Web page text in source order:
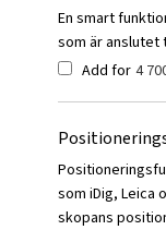
En smart
som är anslutet
Add for 4
som iDig, Leica
skopans